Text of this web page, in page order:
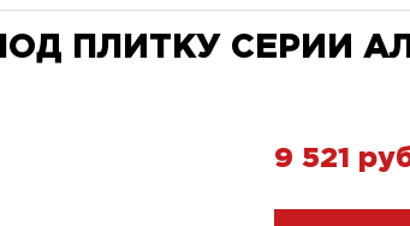
ПЛИТКУ СЕРИИ
9 521